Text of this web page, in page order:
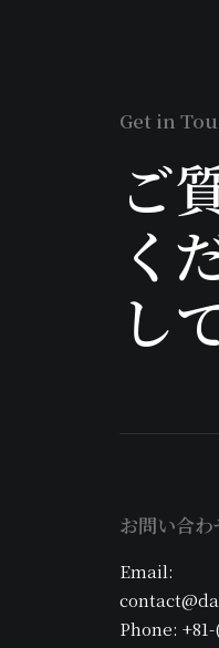
Get in
ご
く
し
お問い合わ
Email:
Phone: